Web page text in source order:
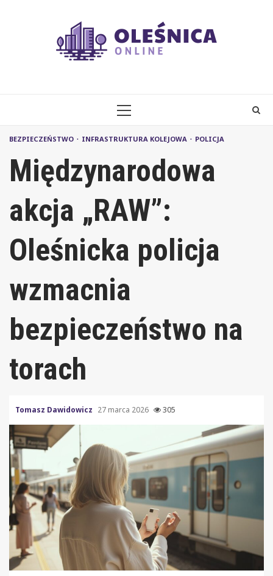
PRIMARY
BEZPIECZEŃSTWO INFRASTRUKTURA KOLEJOWA POLICJA
Międzynarodowa
akcja „RAW”:
Oleśnicka policja
wzmacnia
bezpieczeństwo na
torach
Tomasz Dawidowicz 27 marca 2026 305